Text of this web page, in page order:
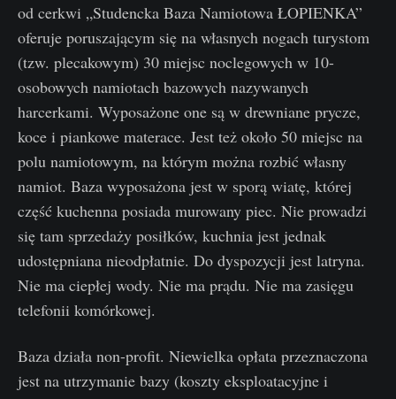
od cerkwi „Studencka Baza Namiotowa ŁOPIENKA”
oferuje poruszającym się na własnych nogach turystom
(tzw. plecakowym) 30 miejsc noclegowych w 10-
osobowych namiotach bazowych nazywanych
harcerkami. Wyposażone one są w drewniane prycze,
koce i piankowe materace. Jest też około 50 miejsc na
polu namiotowym, na którym można rozbić własny
namiot. Baza wyposażona jest w sporą wiatę, której
część kuchenna posiada murowany piec. Nie prowadzi
się tam sprzedaży posiłków, kuchnia jest jednak
udostępniana nieodpłatnie. Do dyspozycji jest latryna.
Nie ma ciepłej wody. Nie ma prądu. Nie ma zasięgu
telefonii komórkowej.
Baza działa non-profit. Niewielka opłata przeznaczona
jest na utrzymanie bazy (koszty eksploatacyjne i